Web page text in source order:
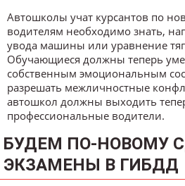
Автошколы учат курсантов по
водителям необходимо знать,
увода машины или уравнение
Обучающиеся должны теперь
собственным эмоциональным
разрешать межличностные
автошкол должны выходить
профессиональные водители.
БУДЕМ ПО-НОВОМУ
ЭКЗАМЕНЫ В ГИБДД